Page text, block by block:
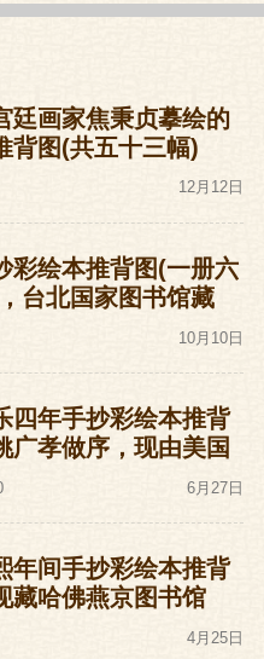
在山脚下，痛苦地
根本不听：妇道人
苏逢吉这个宰相蛮
除了占一个残忍好
无所长。如果只有
，偏巧朝中大将史
官一向抱有成见，
不对头，两厢里就
权，苏逢吉自知不
比较稳妥的解决方
廷画家焦秉贞摹绘的
背图(共五十三幅)
12月12日
彩绘本推背图(一册六
台北国家图书馆藏
10月10日
四年手抄彩绘本推背
广孝做序，现由美国
J.G.Stanoff收藏6月27日
年间手抄彩绘本推背
藏哈佛燕京图书馆
4月25日